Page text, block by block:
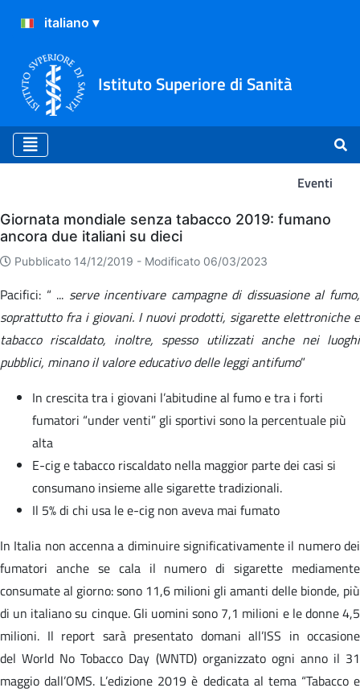
Istituto Superiore di Sanità
Eventi
Eventi
Giornata mondiale senza tabacco 2019: fumano
ancora due italiani su dieci
Pubblicato 14/12/2019 - Modificato 06/03/2023
Pacifici: “ ... serve incentivare campagne di dissuasione al fumo,
soprattutto fra i giovani. I nuovi prodotti, sigarette elettroniche e
tabacco riscaldato, inoltre, spesso utilizzati anche nei luoghi
pubblici, minano il valore educativo delle leggi antifumo”
In crescita tra i giovani l’abitudine al fumo e tra i forti
fumatori “under venti” gli sportivi sono la percentuale più
alta
E-cig e tabacco riscaldato nella maggior parte dei casi si
consumano insieme alle sigarette tradizionali.
Il 5% di chi usa le e-cig non aveva mai fumato
In Italia non accenna a diminuire significativamente il numero dei
fumatori anche se cala il numero di sigarette mediamente
consumate al giorno: sono 11,6 milioni gli amanti delle bionde, più
di un italiano su cinque. Gli uomini sono 7,1 milioni e le donne 4,5
milioni. Il report sarà presentato domani all’ISS in occasione
del World No Tobacco Day (WNTD) organizzato ogni anno il 31
maggio dall’OMS. L’edizione 2019 è dedicata al tema “Tabacco e